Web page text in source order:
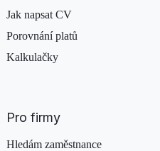
Jak napsat CV
Porovnání platů
Kalkulačky
Pro firmy
Hledám zaměstnance